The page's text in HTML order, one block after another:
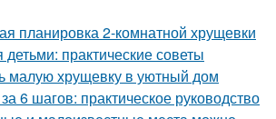
планировка 2-комнатной хрущевки
практические советы
малую хрущевку в уютный дом
6 шагов: практическое руководство